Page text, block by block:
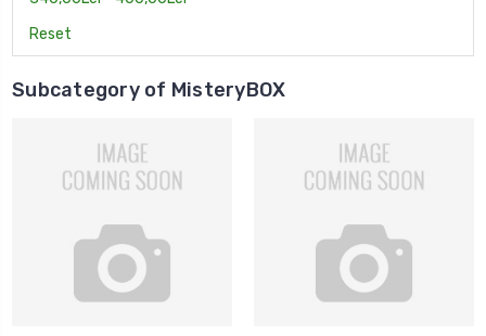
Reset
Subcategory of MisteryBOX